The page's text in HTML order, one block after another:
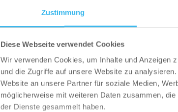
Zustimmung
Diese Webseite verwendet Cookies
Wir verwenden Cookies, um Inhalte und Anzeigen
und die Zugriffe auf unsere Website zu
Website an unsere Partner für soziale Medien,
möglicherweise mit weiteren Daten zusammen,
der Dienste gesammelt haben.
langfristige und einzige Lösung
Helicobacter pylori-Bakterium im
Daher wird vermutet, dass ein
Lebensmitteln das Immunsystem so
kann. Aus diesem Grund ist es
gesunde Darmflora achtest.